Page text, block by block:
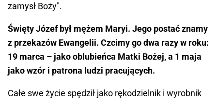
zamysł Boży".
Święty Józef był mężem Maryi. Jego postać znamy
z przekazów Ewangelii. Czcimy go dwa razy w roku:
19 marca – jako oblubieńca Matki Bożej, a 1 maja
jako wzór i patrona ludzi pracujących.
Całe swe życie spędził jako rękodzielnik i wyrobnik